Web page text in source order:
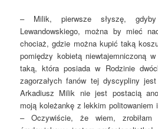
– Milik, pierwsze słyszę,
Lewandowskiego, można by mieć
chociaż, gdzie można kupić taką
pomiędzy kobietą niewtajemniczoną
taką, która posiada w Rodzinie
zagorzałych fanów tej dyscypliny
Arkadiusz Milik nie jest postacią
moją koleżankę z lekkim politowaniem
– Oczywiście, że wiem,